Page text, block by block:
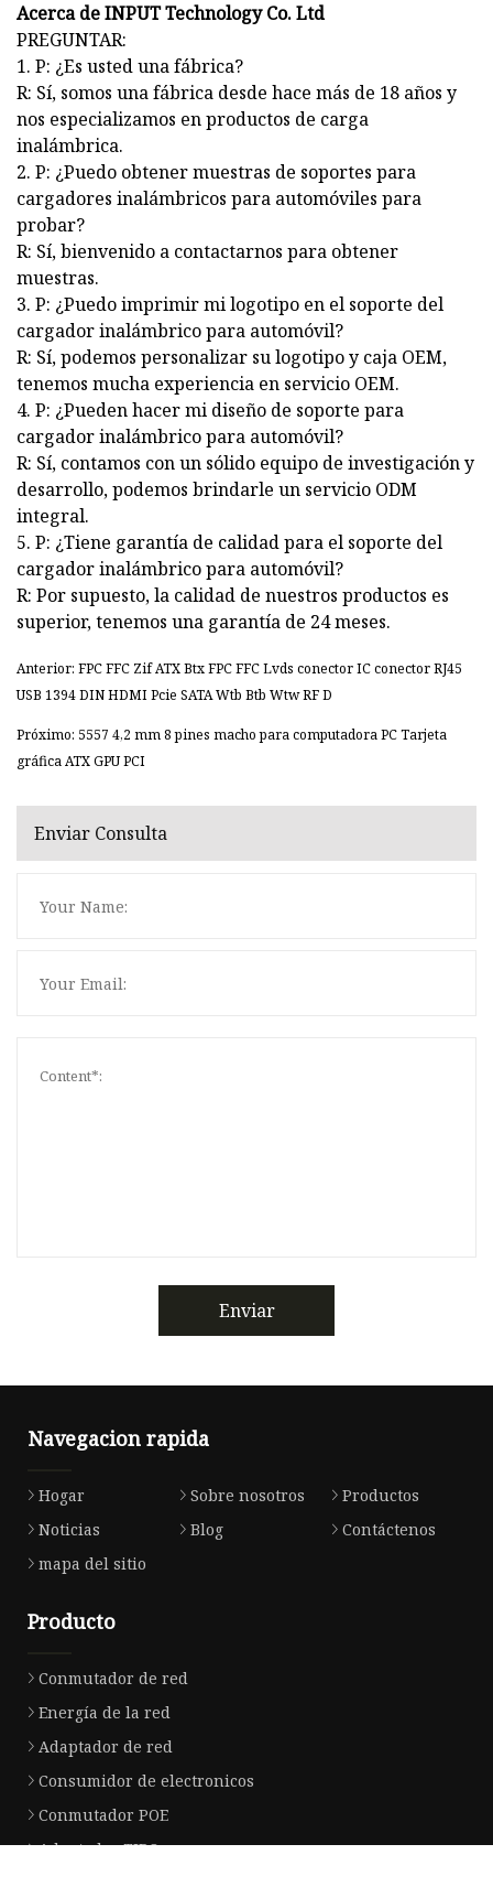
Acerca de INPUT Technology Co. Ltd
PREGUNTAR:
1. P: ¿Es usted una fábrica?
R: Sí, somos una fábrica desde hace más de 18 años y
nos especializamos en productos de carga
inalámbrica.
2. P: ¿Puedo obtener muestras de soportes para
cargadores inalámbricos para automóviles para
probar?
R: Sí, bienvenido a contactarnos para obtener
muestras.
3. P: ¿Puedo imprimir mi logotipo en el soporte del
cargador inalámbrico para automóvil?
R: Sí, podemos personalizar su logotipo y caja OEM,
tenemos mucha experiencia en servicio OEM.
4. P: ¿Pueden hacer mi diseño de soporte para
cargador inalámbrico para automóvil?
R: Sí, contamos con un sólido equipo de investigación y
desarrollo, podemos brindarle un servicio ODM
integral.
5. P: ¿Tiene garantía de calidad para el soporte del
cargador inalámbrico para automóvil?
R: Por supuesto, la calidad de nuestros productos es
superior, tenemos una garantía de 24 meses.
Anterior: FPC FFC Zif ATX Btx FPC FFC Lvds conector IC conector RJ45
USB 1394 DIN HDMI Pcie SATA Wtb Btb Wtw RF D
Próximo: 5557 4,2 mm 8 pines macho para computadora PC Tarjeta
gráfica ATX GPU PCI
Enviar Consulta
Enviar
Navegacion rapida
Hogar Sobre nosotros
Productos
Noticias
Blog
Contáctenos
mapa del sitio
Producto
Conmutador de red
Energía de la red
Adaptador de red
Consumidor de electronicos
Conmutador POE
Adaptador TIPO